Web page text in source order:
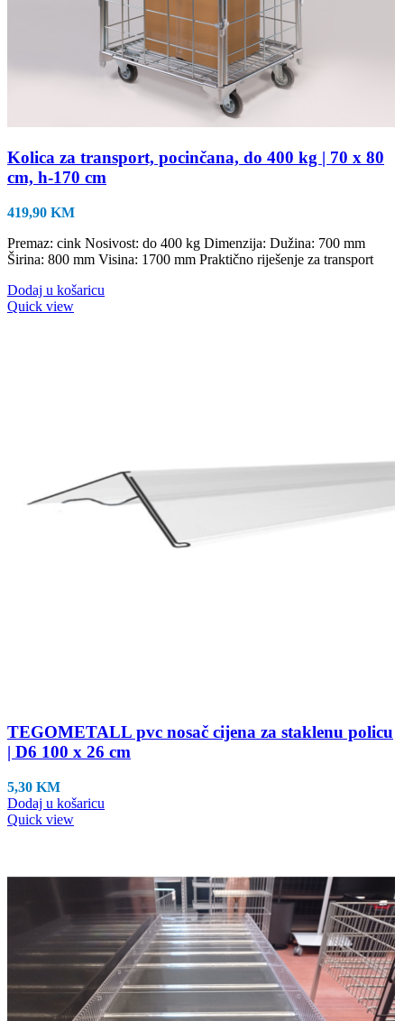
Kolica za transport, pocinčana, do 400 kg | 70 x 80
cm, h-170 cm
419,90 KM
Premaz: cink Nosivost: do 400 kg Dimenzija: Dužina: 700 mm
Širina: 800 mm Visina: 1700 mm Praktično riješenje za transport
Dodaj u košaricu
Quick view
TEGOMETALL pvc nosač cijena za staklenu policu
| D6 100 x 26 cm
5,30 KM
Dodaj u košaricu
Quick view